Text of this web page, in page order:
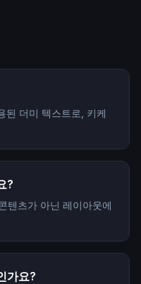
된 더미 텍스트로, 키케
?
텐츠가 아닌 레이아웃에
가요?